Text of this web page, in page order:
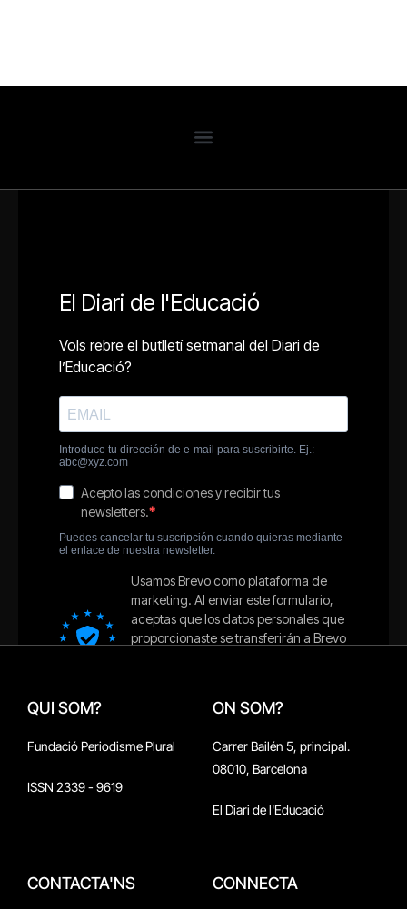
QUI SOM?
Fundació Periodisme Plural
ISSN 2339 - 9619
ON SOM?
Carrer Bailén 5, principal.
08010, Barcelona
El Diari de l'Educació
CONTACTA'NS CONNECTA